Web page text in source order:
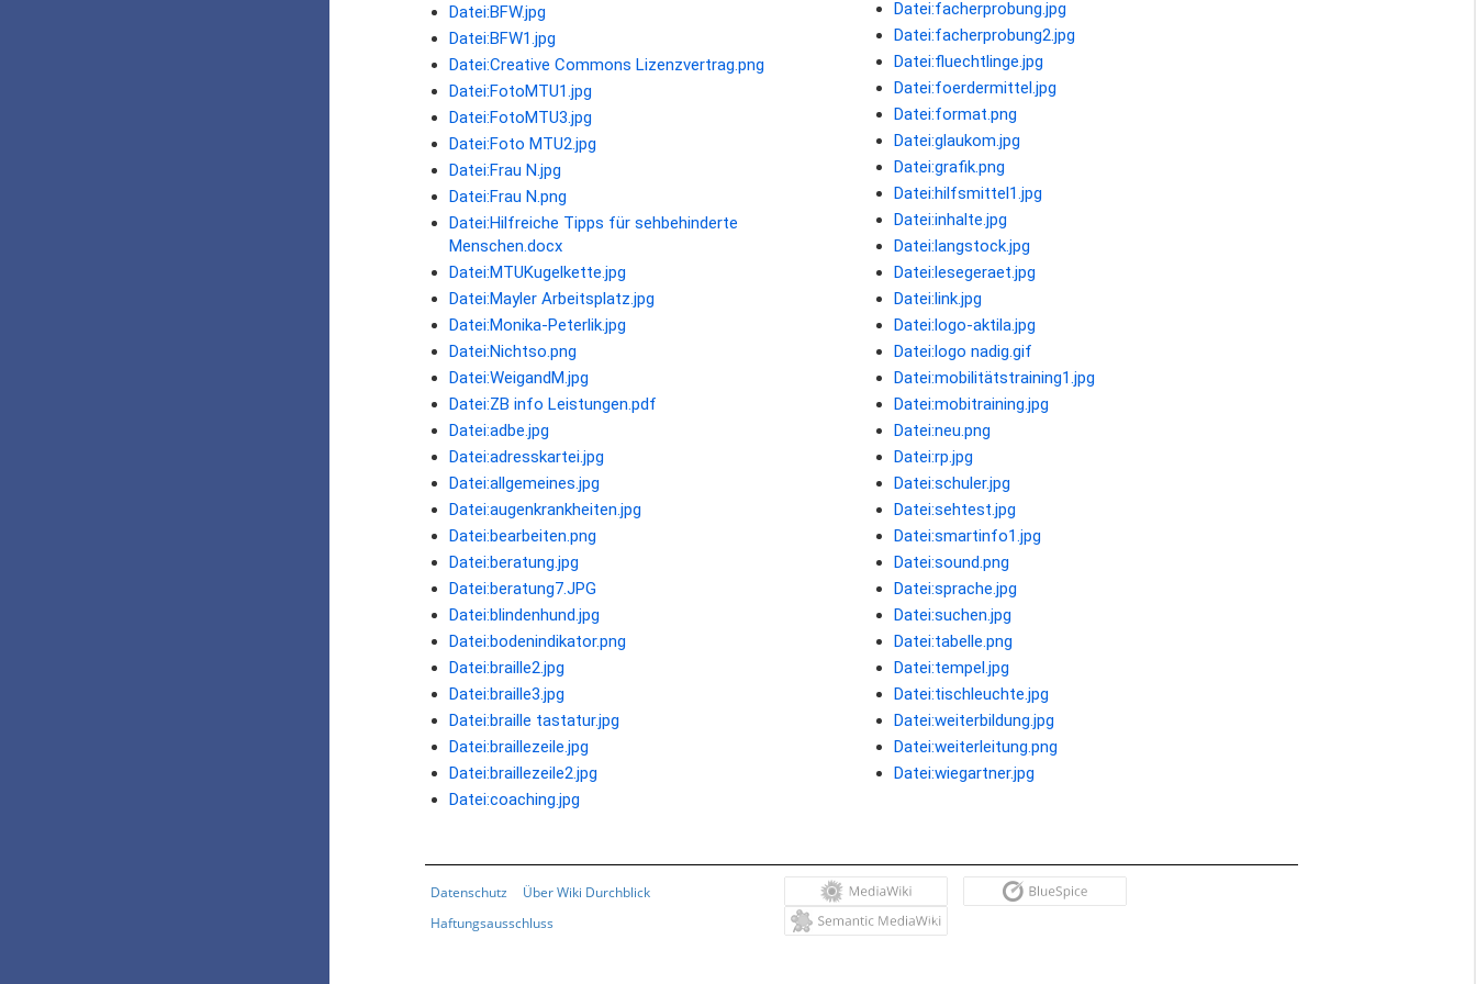
Datei:BFW.jpg
Datei:BFW1.jpg
Datei:Creative Commons Lizenzvertrag.png
Datei:FotoMTU1.jpg
Datei:FotoMTU3.jpg
Datei:Foto MTU2.jpg
Datei:Frau N.jpg
Datei:Frau N.png
Datei:Hilfreiche Tipps für sehbehinderte
Menschen.docx
Datei:MTUKugelkette.jpg
Datei:Mayler Arbeitsplatz.jpg
Datei:Monika-Peterlik.jpg
Datei:Nichtso.png
Datei:WeigandM.jpg
Datei:ZB info Leistungen.pdf
Datei:adbe.jpg
Datei:adresskartei.jpg
Datei:allgemeines.jpg
Datei:augenkrankheiten.jpg
Datei:bearbeiten.png
Datei:beratung.jpg
Datei:beratung7.JPG
Datei:blindenhund.jpg
Datei:bodenindikator.png
Datei:braille2.jpg
Datei:braille3.jpg
Datei:braille tastatur.jpg
Datei:braillezeile.jpg
Datei:braillezeile2.jpg
Datei:coaching.jpg
Datei:facherprobung.jpg
Datei:facherprobung2.jpg
Datei:fluechtlinge.jpg
Datei:foerdermittel.jpg
Datei:format.png
Datei:glaukom.jpg
Datei:grafik.png
Datei:hilfsmittel1.jpg
Datei:inhalte.jpg
Datei:langstock.jpg
Datei:lesegeraet.jpg
Datei:link.jpg
Datei:logo-aktila.jpg
Datei:logo nadig.gif
Datei:mobilitätstraining1.jpg
Datei:mobitraining.jpg
Datei:neu.png
Datei:rp.jpg
Datei:schuler.jpg
Datei:sehtest.jpg
Datei:smartinfo1.jpg
Datei:sound.png
Datei:sprache.jpg
Datei:suchen.jpg
Datei:tabelle.png
Datei:tempel.jpg
Datei:tischleuchte.jpg
Datei:weiterbildung.jpg
Datei:weiterleitung.png
Datei:wiegartner.jpg
Datenschutz
Über Wiki Durchblick
Haftungsausschluss